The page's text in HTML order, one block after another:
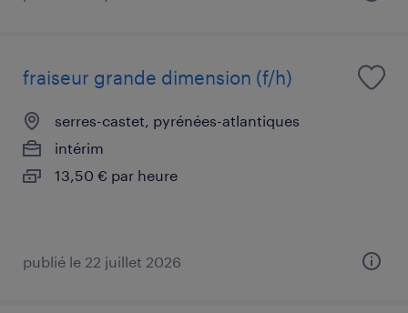
fraiseur grande dimension (f/h)
serres-castet, pyrénées-atlantiques
intérim
13,50 € par heure
publié le 22 juillet 2026